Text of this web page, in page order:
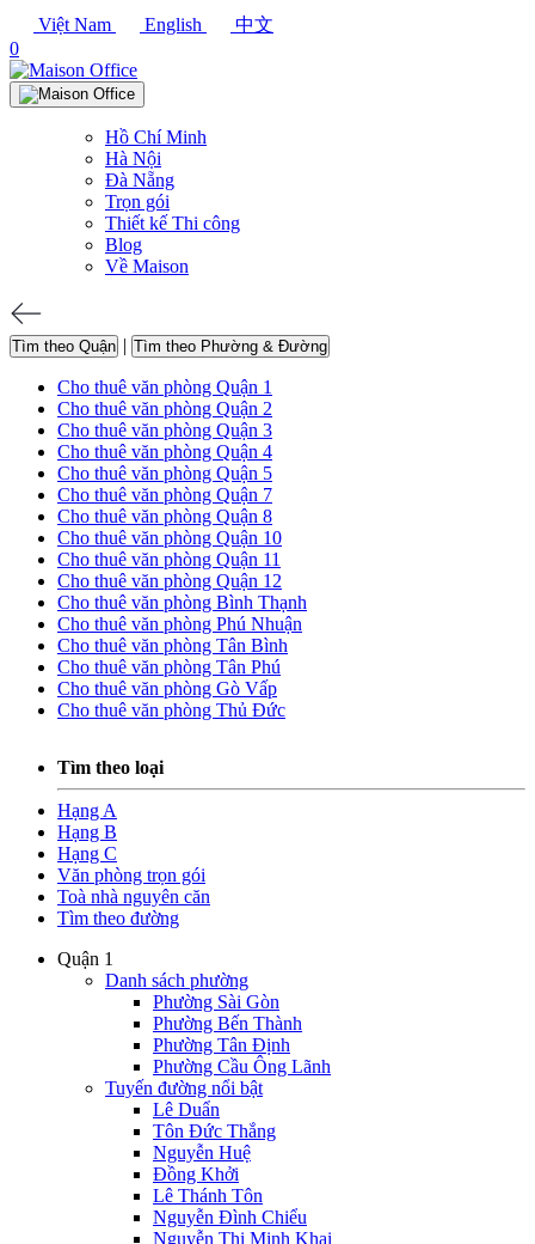
Việt Nam English
中文
0
Hồ Chí Minh
Hà Nội
Đà Nẵng
Trọn gói
Thiết kế Thi công
Blog
Về Maison
Tìm theo Quận | Tìm theo Phường & Đường
Cho thuê văn phòng Quận 1
Cho thuê văn phòng Quận 2
Cho thuê văn phòng Quận 3
Cho thuê văn phòng Quận 4
Cho thuê văn phòng Quận 5
Cho thuê văn phòng Quận 7
Cho thuê văn phòng Quận 8
Cho thuê văn phòng Quận 10
Cho thuê văn phòng Quận 11
Cho thuê văn phòng Quận 12
Cho thuê văn phòng Bình Thạnh
Cho thuê văn phòng Phú Nhuận
Cho thuê văn phòng Tân Bình
Cho thuê văn phòng Tân Phú
Cho thuê văn phòng Gò Vấp
Cho thuê văn phòng Thủ Đức
Tìm theo loại
Hạng A
Hạng B
Hạng C
Văn phòng trọn gói
Toà nhà nguyên căn
Tìm theo đường
Quận 1
Danh sách phường
Phường Sài Gòn
Phường Bến Thành
Phường Tân Định
Phường Cầu Ông Lãnh
Tuyến đường nổi bật
Lê Duẩn
Tôn Đức Thắng
Nguyễn Huệ
Đồng Khởi
Lê Thánh Tôn
Nguyễn Đình Chiểu
Nguyễn Thị Minh Khai